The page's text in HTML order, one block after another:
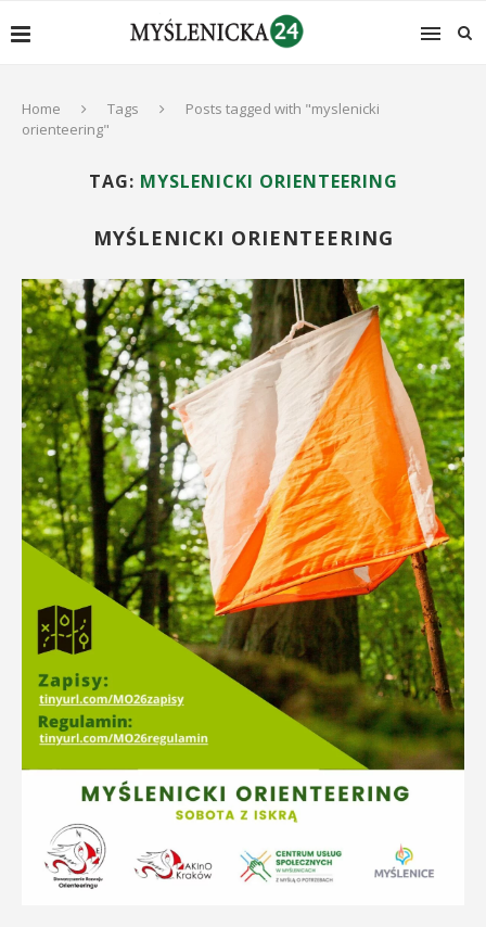
Home Tags
Posts tagged with "myslenicki
orienteering"
TAG: MYSLENICKI ORIENTEERING
MYŚLENICKI ORIENTEERING